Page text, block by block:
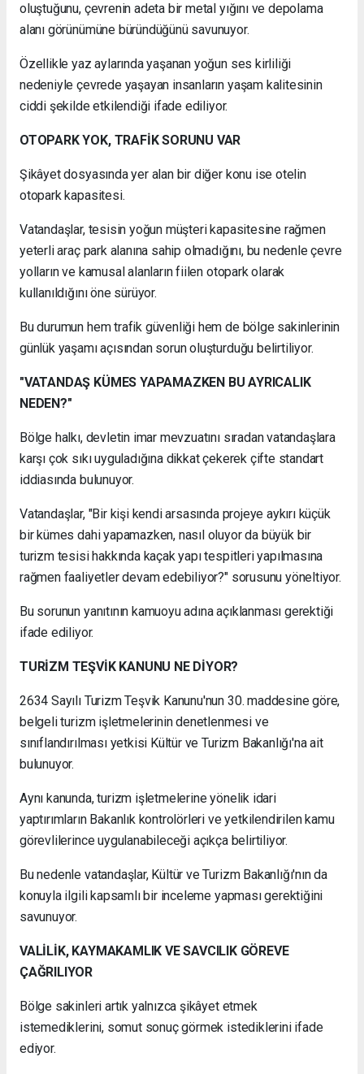
oluştuğunu, çevrenin adeta bir metal yığını ve depolama
alanı görünümüne büründüğünü savunuyor.
Özellikle yaz aylarında yaşanan yoğun ses kirliliği
nedeniyle çevrede yaşayan insanların yaşam kalitesinin
ciddi şekilde etkilendiği ifade ediliyor.
OTOPARK YOK, TRAFİK SORUNU VAR
Şikâyet dosyasında yer alan bir diğer konu ise otelin
otopark kapasitesi.
Vatandaşlar, tesisin yoğun müşteri kapasitesine rağmen
yeterli araç park alanına sahip olmadığını, bu nedenle çevre
yolların ve kamusal alanların fiilen otopark olarak
kullanıldığını öne sürüyor.
Bu durumun hem trafik güvenliği hem de bölge sakinlerinin
günlük yaşamı açısından sorun oluşturduğu belirtiliyor.
"VATANDAŞ KÜMES YAPAMAZKEN BU AYRICALIK
NEDEN?"
Bölge halkı, devletin imar mevzuatını sıradan vatandaşlara
karşı çok sıkı uyguladığına dikkat çekerek çifte standart
iddiasında bulunuyor.
Vatandaşlar, "Bir kişi kendi arsasında projeye aykırı küçük
bir kümes dahi yapamazken, nasıl oluyor da büyük bir
turizm tesisi hakkında kaçak yapı tespitleri yapılmasına
rağmen faaliyetler devam edebiliyor?" sorusunu yöneltiyor.
Bu sorunun yanıtının kamuoyu adına açıklanması gerektiği
ifade ediliyor.
TURİZM TEŞVİK KANUNU NE DİYOR?
2634 Sayılı Turizm Teşvik Kanunu'nun 30. maddesine göre,
belgeli turizm işletmelerinin denetlenmesi ve
sınıflandırılması yetkisi Kültür ve Turizm Bakanlığı'na ait
bulunuyor.
Aynı kanunda, turizm işletmelerine yönelik idari
yaptırımların Bakanlık kontrolörleri ve yetkilendirilen kamu
görevlilerince uygulanabileceği açıkça belirtiliyor.
Bu nedenle vatandaşlar, Kültür ve Turizm Bakanlığı'nın da
konuyla ilgili kapsamlı bir inceleme yapması gerektiğini
savunuyor.
VALİLİK, KAYMAKAMLIK VE SAVCILIK GÖREVE
ÇAĞRILIYOR
Bölge sakinleri artık yalnızca şikâyet etmek
istemediklerini, somut sonuç görmek istediklerini ifade
ediyor.